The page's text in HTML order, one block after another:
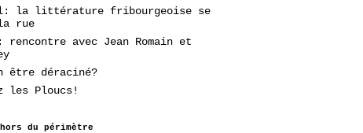
la littérature fribourgeoise se
rue
rencontre avec Jean Romain et
être déraciné?
les Ploucs!
du périmètre